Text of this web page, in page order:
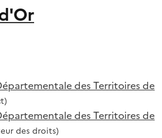
des Territoires de
des Territoires de
des droits)